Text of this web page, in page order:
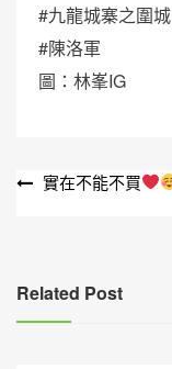
#九龍城寨之圍城
#陳洛軍
圖：林峯IG
文
覽
實在不能不買
Related Post